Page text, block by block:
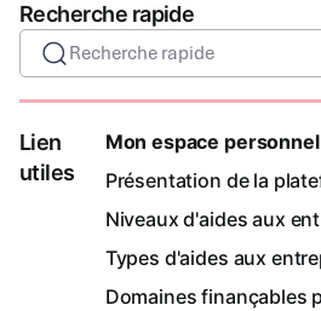
Recherche rapide
Recherche rapide
Lien
utiles
Mon espace personnel
Présentation de la
Niveaux d'aides aux
Types d'aides aux
Domaines finançables